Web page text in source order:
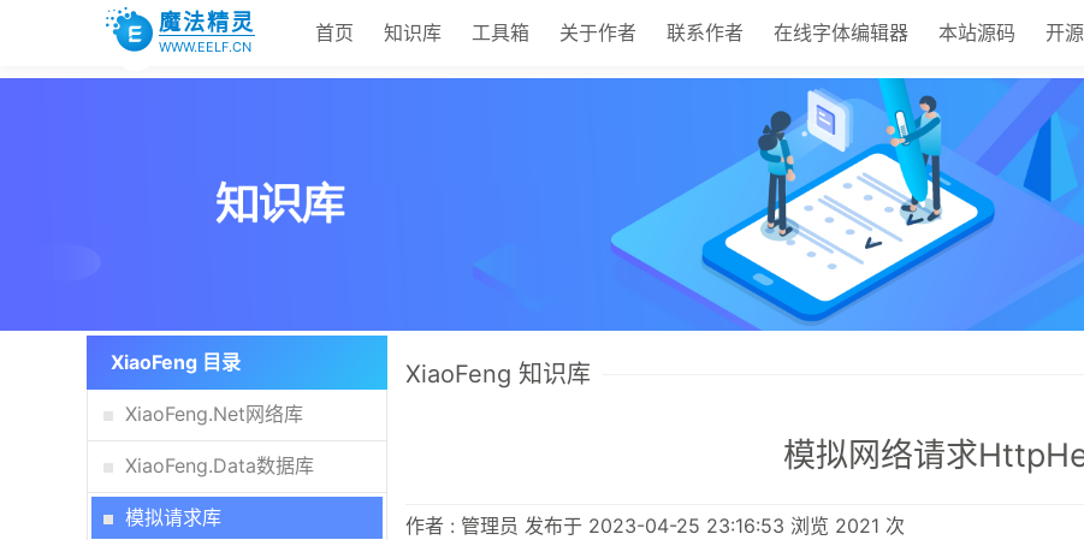
魔法精灵
WWW.EELF.CN
首页 知识库 工具箱 关于作者 联系作者 在线字体编辑器 本站源码 开
XiaoFeng 目录
XiaoFeng.Net网络库
XiaoFeng.Data数据库
模拟请求库
XiaoFeng 知识库
模拟网络请求
作者 : 管理员 发布于 2023-04-25 23:16:53 浏览 2021 次